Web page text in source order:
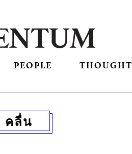
PEOPLE THOUGHT
คลื่น